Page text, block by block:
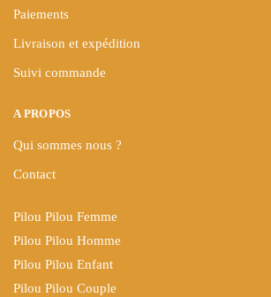
Paiements
Livraison et expédition
Suivi commande
A PROPOS
Qui sommes nous ?
Contact
Pilou Pilou Femme
Pilou Pilou Homme
Pilou Pilou Enfant
Pilou Pilou Couple